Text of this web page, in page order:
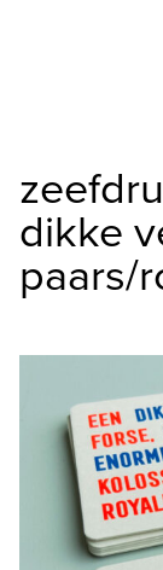
dikke
paars/